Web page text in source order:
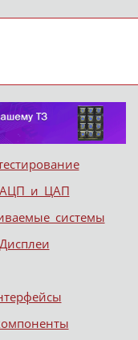
АЦП и ЦАП
системы
Дисплеи